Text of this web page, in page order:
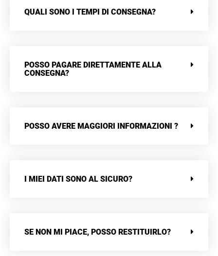
QUALI SONO I TEMPI DI CONSEGNA?
POSSO PAGARE DIRETTAMENTE ALLA
CONSEGNA?
POSSO AVERE MAGGIORI INFORMAZIONI ?
I MIEI DATI SONO AL SICURO?
SE NON MI PIACE, POSSO RESTITUIRLO?